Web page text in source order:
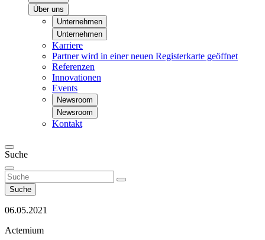
Über uns
Unternehmen
Unternehmen
Karriere
Partnerwird in einer neuen Registerkarte geöffnet
Referenzen
Innovationen
Events
Newsroom
Newsroom
Kontakt
Suche
Suche
06.05.2021
Actemium